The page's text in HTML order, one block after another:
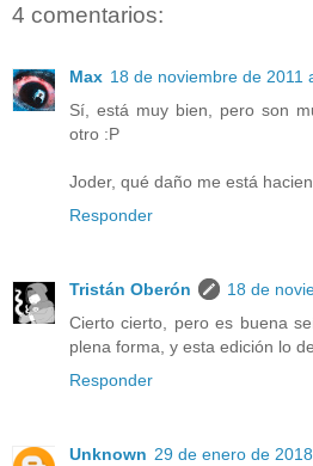
4 comentarios:
Max 18 de noviembre de 2011
Sí, está muy bien, pero son
otro :P
Joder, qué daño me está
Responder
Tristán Oberón
18 de
Cierto cierto, pero es buena
plena forma, y esta edición lo
Responder
Unknown 29 de enero de